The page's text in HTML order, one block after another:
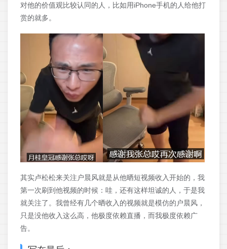
对他的价值观比较认同的人，比如用iPhone手机的人给他打
赏的就多。
其实卢松松来关注户晨风就是从他晒短视频收入开始的，我
第一次刷到他视频的时候：哇，还有这样坦诚的人，于是我
就关注了。我曾经有几个晒收入的视频就是模仿的户晨风，
只是没他收入这么高，他极度依赖直播，而我极度依赖广
告。